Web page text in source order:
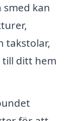
smed kan
takstolar,
till ditt hem